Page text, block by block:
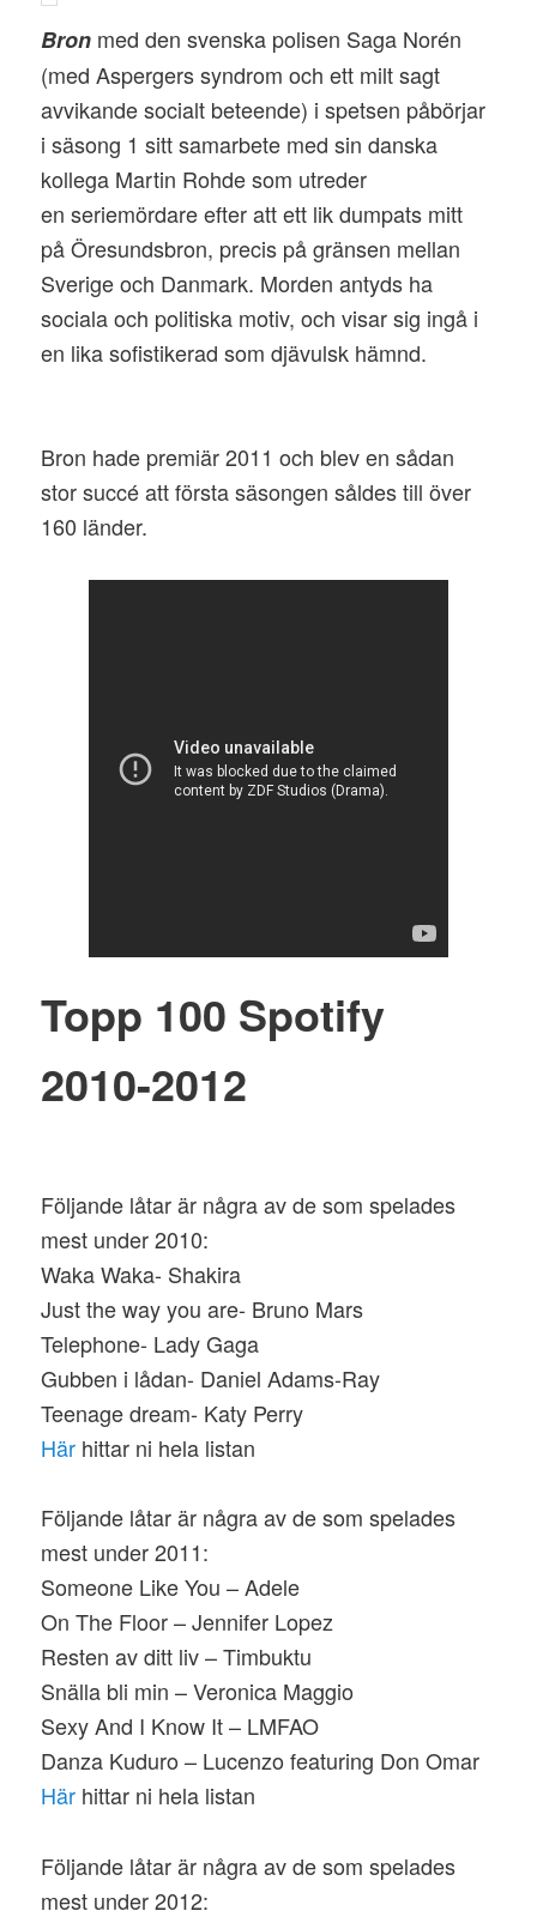
Bron med den svenska polisen Saga Norén
(med Aspergers syndrom och ett milt sagt
avvikande socialt beteende) i spetsen påbörjar
i säsong 1 sitt samarbete med sin danska
kollega Martin Rohde som utreder
en seriemördare efter att ett lik dumpats mitt
på Öresundsbron, precis på gränsen mellan
Sverige och Danmark. Morden antyds ha
sociala och politiska motiv, och visar sig ingå i
en lika sofistikerad som djävulsk hämnd.
Bron hade premiär 2011 och blev en sådan
stor succé att första säsongen såldes till över
160 länder.
Topp 100 Spotify
2010-2012
Följande låtar är några av de som spelades
mest under 2010:
Waka Waka- Shakira
Just the way you are- Bruno Mars
Telephone- Lady Gaga
Gubben i lådan- Daniel Adams-Ray
Teenage dream- Katy Perry
Här hittar ni hela listan
Följande låtar är några av de som spelades
mest under 2011:
Someone Like You – Adele
On The Floor – Jennifer Lopez
Resten av ditt liv – Timbuktu
Snälla bli min – Veronica Maggio
Sexy And I Know It – LMFAO
Danza Kuduro – Lucenzo featuring Don Omar
Här hittar ni hela listan
Följande låtar är några av de som spelades
mest under 2012: